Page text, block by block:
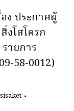
ง ประกาศผู้
งโสโครก
ายการ
58-0012)
sisaket